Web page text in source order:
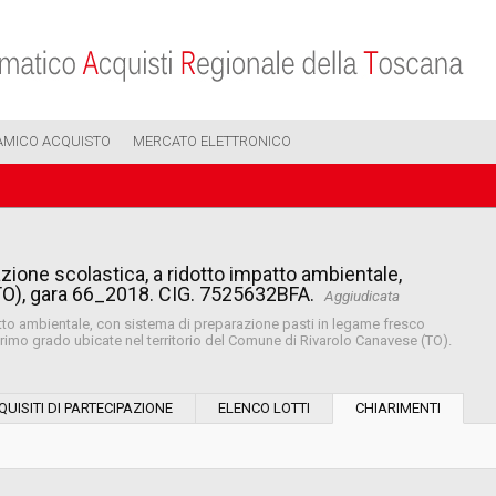
ACQUISTO MERCATO ELETTRONICO
scolastica, a ridotto impatto ambientale,
gara 66_2018. CIG. 7525632BFA.
Aggiudicata
ambientale, con sistema di preparazione pasti in legame fresco
grado ubicate nel territorio del Comune di Rivarolo Canavese (TO).
DI PARTECIPAZIONE ELENCO LOTTI CHIARIMENTI